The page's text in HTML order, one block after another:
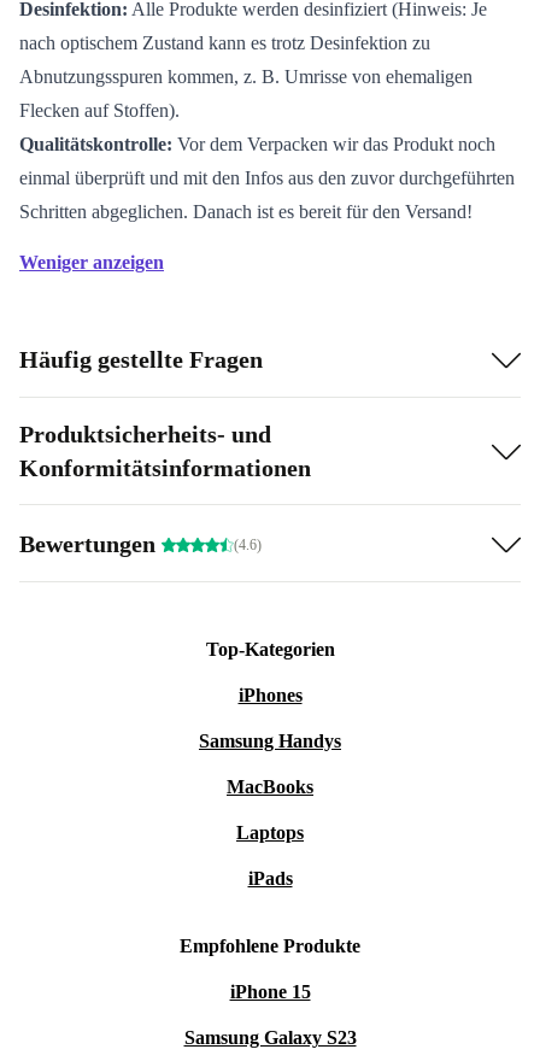
Desinfektion: Alle Produkte werden desinfiziert (Hinweis: Je
nach optischem Zustand kann es trotz Desinfektion zu
Abnutzungsspuren kommen, z. B. Umrisse von ehemaligen
Flecken auf Stoffen).
Qualitätskontrolle: Vor dem Verpacken wir das Produkt noch
einmal überprüft und mit den Infos aus den zuvor durchgeführten
Schritten abgeglichen. Danach ist es bereit für den Versand!
Weniger anzeigen
Häufig gestellte Fragen
Produktsicherheits- und
Konformitätsinformationen
Bewertungen (4.6)
Top-Kategorien
iPhones
Samsung Handys
MacBooks
Laptops
iPads
Empfohlene Produkte
iPhone 15
Samsung Galaxy S23